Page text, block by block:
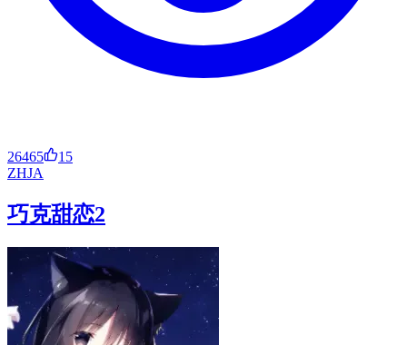
26465
15
ZHJA
巧克甜恋2